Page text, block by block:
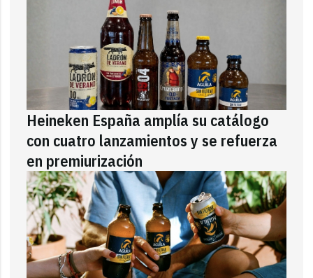
Heineken España amplía su catálogo
con cuatro lanzamientos y se refuerza
en premiurización